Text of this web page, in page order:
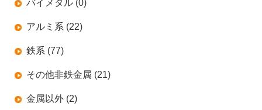
バイメタル (0)
アルミ系 (22)
鉄系 (77)
その他非鉄金属 (21)
金属以外 (2)